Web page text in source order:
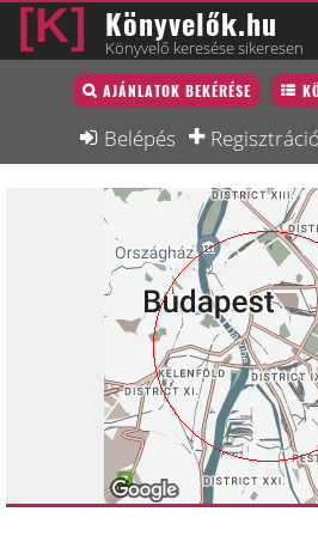
Könyvelők.hu
Könyvelő keresése sikeresen
AJÁNLATOK BEKÉRÉSE
Belépés
Könyvelő lista
Könyvelési munkák
Képzésnaptár